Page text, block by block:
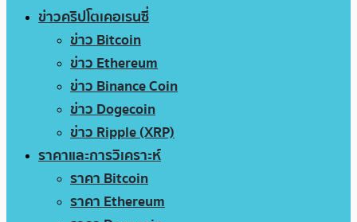
ข่าวคริปโตเคอเรนซี่
ข่าว Bitcoin
ข่าว Ethereum
ข่าว Binance Coin
ข่าว Dogecoin
ข่าว Ripple (XRP)
ราคาและการวิเคราะห์
ราคา Bitcoin
ราคา Ethereum